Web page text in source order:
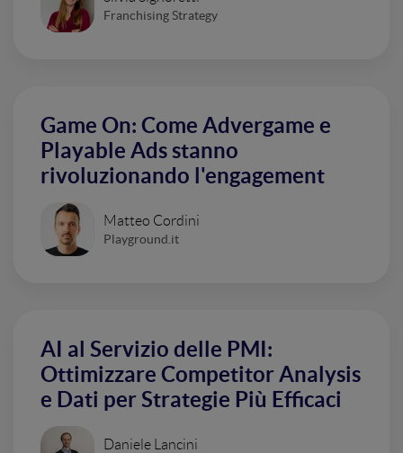
Franchising Strategy
Game On: Come Advergame e
Playable Ads stanno
rivoluzionando l'engagement
Matteo Cordini
Playground.it
AI al Servizio delle PMI:
Ottimizzare Competitor Analysis
e Dati per Strategie Più Efficaci
Daniele Lancini